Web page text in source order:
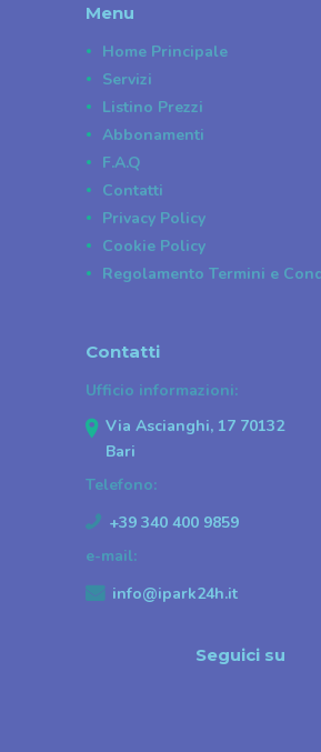
Menu
Home Principale
Servizi
Listino Prezzi
Abbonamenti
F.A.Q
Contatti
Privacy Policy
Cookie Policy
Regolamento Termini e
Contatti
Ufficio informazioni:
Via Ascianghi, 17 70132
Bari
Telefono:
+39 340 400 9859
e-mail:
info@ipark24h.it
Seguici su